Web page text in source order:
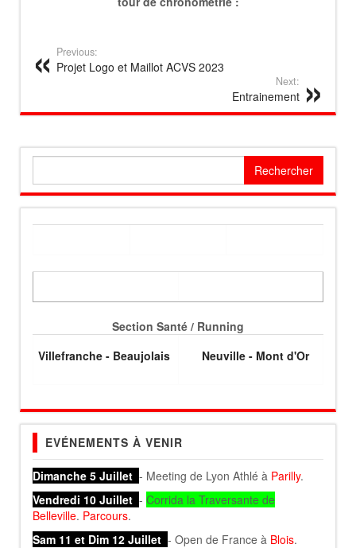
Previous:
Projet Logo et Maillot ACVS 2023
Next:
Entrainement
Section Santé / Running
Villefranche - Beaujolais
Neuville - Mont d'Or
EVÉNEMENTS À VENIR
Dimanche 5 Juillet - Meeting de Lyon Athlé à Parilly.
Vendredi 10 Juillet - Corrida la Traversante de
Belleville. Parcours.
Sam 11 et Dim 12 Juillet - Open de France à Blois.